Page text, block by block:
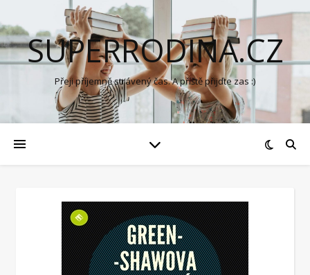
SUPERRODINA.CZ
Přeji příjemně strávený čas. A příště přijďte zas :)